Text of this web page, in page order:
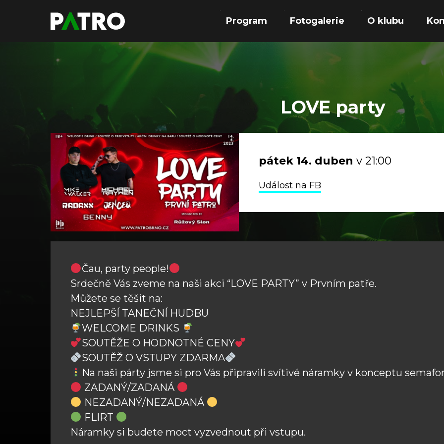
Program Fotogalerie O klubu
LOVE party
pátek 14. duben v 21:00
Událost na FB
Čau, party people!
Srdečně Vás zveme na naši akci “LOVE PARTY” v Prvním patře.
Můžete se těšit na:
NEJLEPŠÍ TANEČNÍ HUDBU
WELCOME DRINKS
SOUTĚŽE O HODNOTNÉ CENY
SOUTĚŽ O VSTUPY ZDARMA
Na naši párty jsme si pro Vás připravili svítivé náramky v konceptu
ZADANÝ/ZADANÁ
NEZADANÝ/NEZADANÁ
FLIRT
Náramky si budete moct vyzvednout při vstupu.